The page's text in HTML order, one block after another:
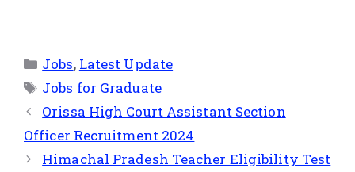
Jobs, Latest Update
Jobs for Graduate
Orissa High Court Assistant Section
Officer Recruitment 2024
Himachal Pradesh Teacher Eligibility Test